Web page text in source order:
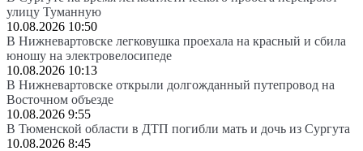
улицу Туманную
10.08.2026 10:50
В Нижневартовске легковушка проехала на красный и сбила
юношу на электровелосипеде
10.08.2026 10:13
В Нижневартовске открыли долгожданный путепровод на
Восточном объезде
10.08.2026 9:55
В Тюменской области в ДТП погибли мать и дочь из Сургута
10.08.2026 8:45